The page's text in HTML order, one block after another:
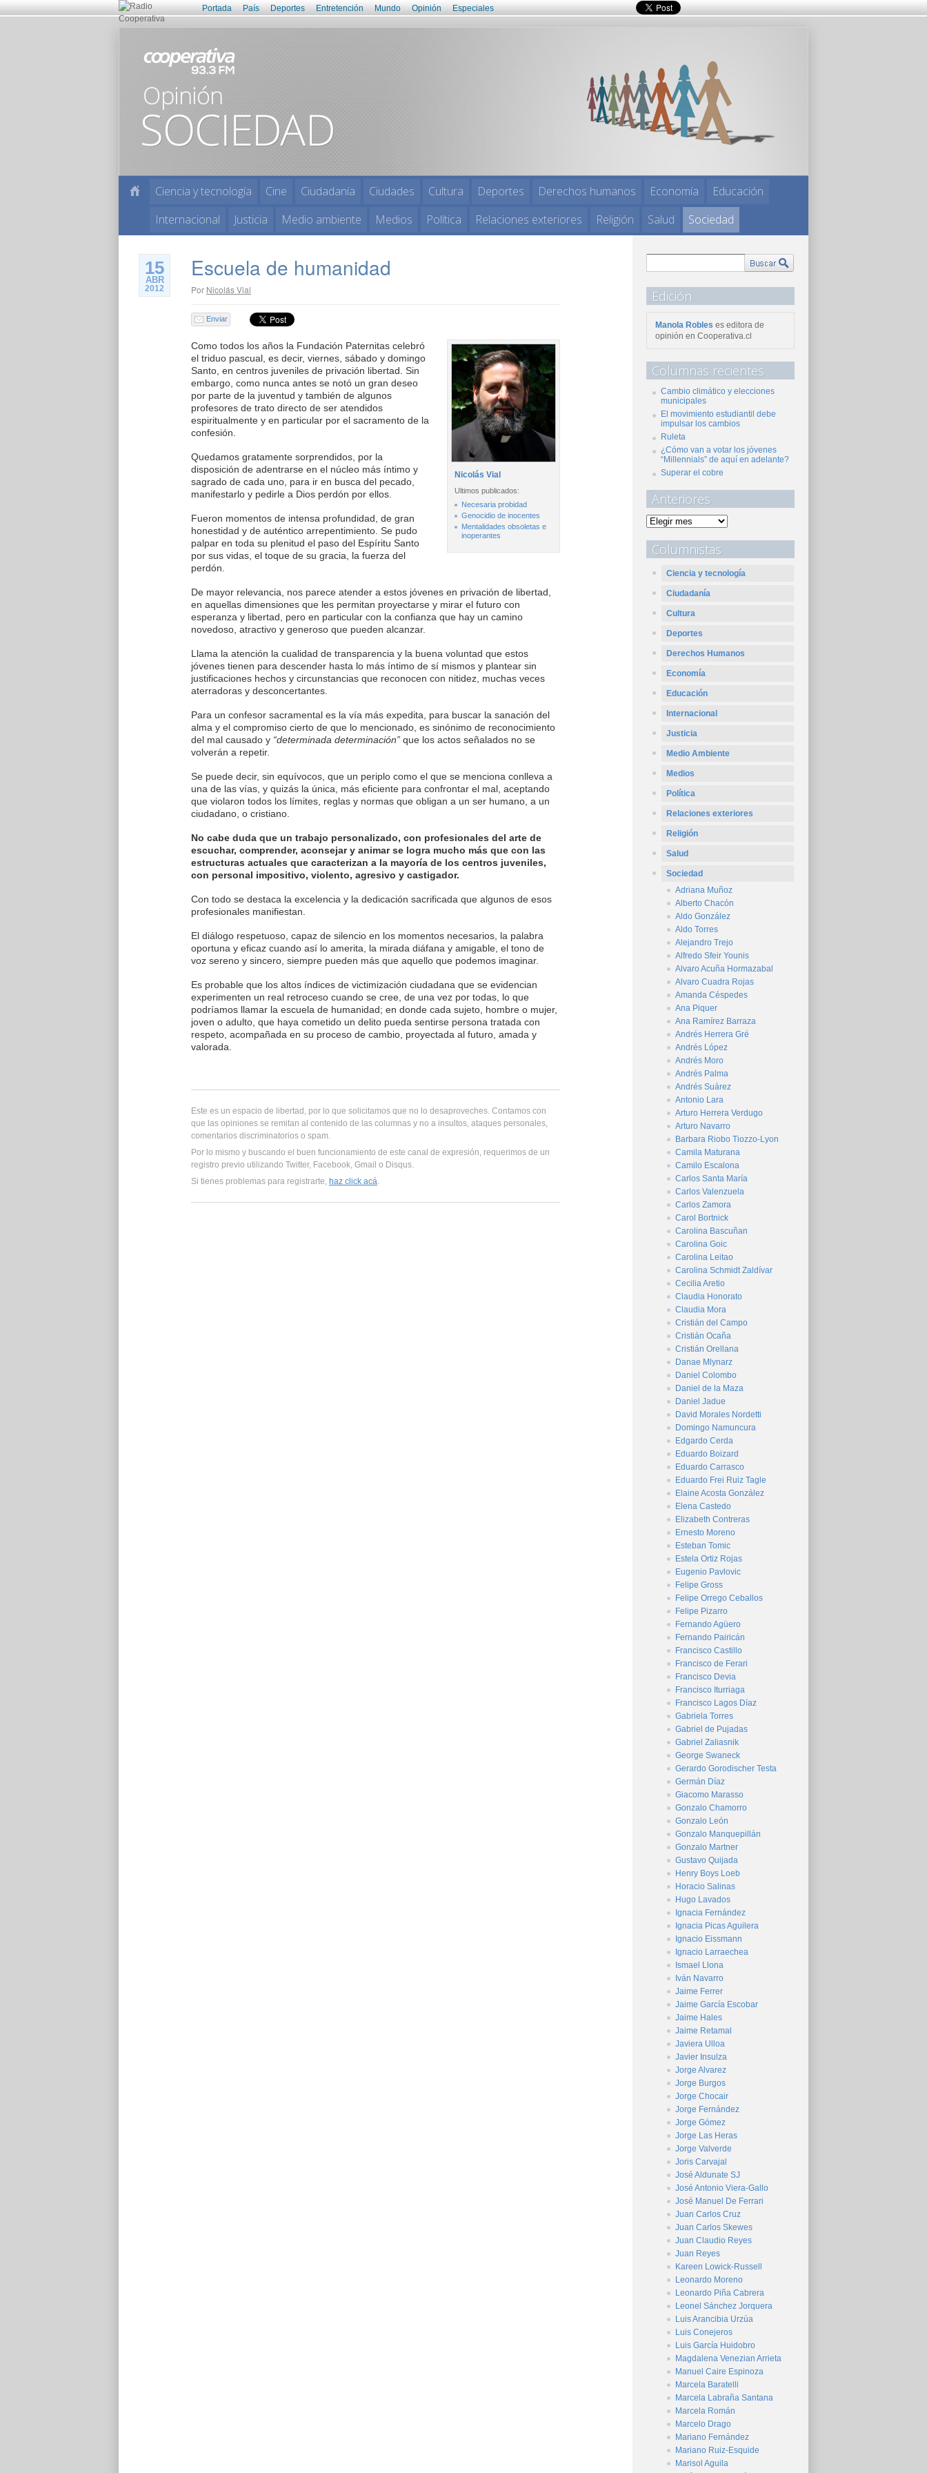
Portada País Deportes Entretención Mundo Opinión Especiales
Ciencia y tecnología Cine Ciudadanía Ciudades Cultura Deportes Derechos humanos Economía
Educación
Internacional
Justicia Medio ambiente Medios Política Relaciones exteriores Religión Salud Sociedad
15
ABR
2012
Escuela de humanidad
Por Nicolás Vial
Enviar
Nicolás Vial
Ultimos publicados:
Necesaria probidad
Genocidio de inocentes
Mentalidades obsoletas e
inoperantes
Como todos los años la Fundación Paternitas celebró
el triduo pascual, es decir, viernes, sábado y domingo
Santo, en centros juveniles de privación libertad. Sin
embargo, como nunca antes se notó un gran deseo
por parte de la juventud y también de algunos
profesores de trato directo de ser atendidos
espiritualmente y en particular por el sacramento de la
confesión.
Quedamos gratamente sorprendidos, por la
disposición de adentrarse en el núcleo más íntimo y
sagrado de cada uno, para ir en busca del pecado,
manifestarlo y pedirle a Dios perdón por ellos.
Fueron momentos de intensa profundidad, de gran
honestidad y de auténtico arrepentimiento. Se pudo
palpar en toda su plenitud el paso del Espíritu Santo
por sus vidas, el toque de su gracia, la fuerza del
perdón.
De mayor relevancia, nos parece atender a estos jóvenes en privación de libertad,
en aquellas dimensiones que les permitan proyectarse y mirar el futuro con
esperanza y libertad, pero en particular con la confianza que hay un camino
novedoso, atractivo y generoso que pueden alcanzar.
Llama la atención la cualidad de transparencia y la buena voluntad que estos
jóvenes tienen para descender hasta lo más íntimo de sí mismos y plantear sin
justificaciones hechos y circunstancias que reconocen con nitidez, muchas veces
aterradoras y desconcertantes.
Para un confesor sacramental es la vía más expedita, para buscar la sanación del
alma y el compromiso cierto de que lo mencionado, es sinónimo de reconocimiento
del mal causado y “determinada determinación” que los actos señalados no se
volverán a repetir.
Se puede decir, sin equívocos, que un periplo como el que se menciona conlleva a
una de las vías, y quizás la única, más eficiente para confrontar el mal, aceptando
que violaron todos los límites, reglas y normas que obligan a un ser humano, a un
ciudadano, o cristiano.
No cabe duda que un trabajo personalizado, con profesionales del arte de
escuchar, comprender, aconsejar y animar se logra mucho más que con las
estructuras actuales que caracterizan a la mayoría de los centros juveniles,
con personal impositivo, violento, agresivo y castigador.
Con todo se destaca la excelencia y la dedicación sacrificada que algunos de esos
profesionales manifiestan.
El diálogo respetuoso, capaz de silencio en los momentos necesarios, la palabra
oportuna y eficaz cuando así lo amerita, la mirada diáfana y amigable, el tono de
voz sereno y sincero, siempre pueden más que aquello que podemos imaginar.
Es probable que los altos índices de victimización ciudadana que se evidencian
experimenten un real retroceso cuando se cree, de una vez por todas, lo que
podríamos llamar la escuela de humanidad; en donde cada sujeto, hombre o mujer,
joven o adulto, que haya cometido un delito pueda sentirse persona tratada con
respeto, acompañada en su proceso de cambio, proyectada al futuro, amada y
valorada.
Este es un espacio de libertad, por lo que solicitamos que no lo desaproveches. Contamos con
que las opiniones se remitan al contenido de las columnas y no a insultos, ataques personales,
comentarios discriminatorios o spam.
Por lo mismo y buscando el buen funcionamiento de este canal de expresión, requerimos de un
registro previo utilizando Twitter, Facebook, Gmail o Disqus.
Si tienes problemas para registrarte, haz click acá.
Edición
Manola Robles es editora de
opinión en Cooperativa.cl
Columnas recientes
Cambio climático y elecciones
municipales
El movimiento estudiantil debe
impulsar los cambios
Ruleta
¿Cómo van a votar los jóvenes
“Millennials” de aquí en adelante?
Superar el cobre
Anteriores
Columnistas
Ciencia y tecnología
Ciudadanía
Cultura
Deportes
Derechos Humanos
Economía
Educación
Internacional
Justicia
Medio Ambiente
Medios
Política
Relaciones exteriores
Religión
Salud
Sociedad
Adriana Muñoz
Alberto Chacón
Aldo González
Aldo Torres
Alejandro Trejo
Alfredo Sfeir Younis
Alvaro Acuña Hormazabal
Alvaro Cuadra Rojas
Amanda Céspedes
Ana Piquer
Ana Ramírez Barraza
Andrés Herrera Gré
Andrés López
Andrés Moro
Andrés Palma
Andrés Suárez
Antonio Lara
Arturo Herrera Verdugo
Arturo Navarro
Barbara Riobo Tiozzo-Lyon
Camila Maturana
Camilo Escalona
Carlos Santa María
Carlos Valenzuela
Carlos Zamora
Carol Bortnick
Carolina Bascuñan
Carolina Goic
Carolina Leitao
Carolina Schmidt Zaldívar
Cecilia Aretio
Claudia Honorato
Claudia Mora
Cristián del Campo
Cristián Ocaña
Cristián Orellana
Danae Mlynarz
Daniel Colombo
Daniel de la Maza
Daniel Jadue
David Morales Nordetti
Domingo Namuncura
Edgardo Cerda
Eduardo Boizard
Eduardo Carrasco
Eduardo Frei Ruiz Tagle
Elaine Acosta González
Elena Castedo
Elizabeth Contreras
Ernesto Moreno
Esteban Tomic
Estela Ortiz Rojas
Eugenio Pavlovic
Felipe Gross
Felipe Orrego Ceballos
Felipe Pizarro
Fernando Agüero
Fernando Pairicán
Francisco Castillo
Francisco de Ferari
Francisco Devia
Francisco Iturriaga
Francisco Lagos Díaz
Gabriela Torres
Gabriel de Pujadas
Gabriel Zaliasnik
George Swaneck
Gerardo Gorodischer Testa
Germán Díaz
Giacomo Marasso
Gonzalo Chamorro
Gonzalo León
Gonzalo Manquepillán
Gonzalo Martner
Gustavo Quijada
Henry Boys Loeb
Horacio Salinas
Hugo Lavados
Ignacia Fernández
Ignacia Picas Aguilera
Ignacio Eissmann
Ignacio Larraechea
Ismael Llona
Iván Navarro
Jaime Ferrer
Jaime García Escobar
Jaime Hales
Jaime Retamal
Javiera Ulloa
Javier Insulza
Jorge Alvarez
Jorge Burgos
Jorge Chocair
Jorge Fernández
Jorge Gómez
Jorge Las Heras
Jorge Valverde
Joris Carvajal
José Aldunate SJ
José Antonio Viera-Gallo
José Manuel De Ferrari
Juan Carlos Cruz
Juan Carlos Skewes
Juan Claudio Reyes
Juan Reyes
Kareen Lowick-Russell
Leonardo Moreno
Leonardo Piña Cabrera
Leonel Sánchez Jorquera
Luis Arancibia Urzúa
Luis Conejeros
Luis García Huidobro
Magdalena Venezian Arrieta
Manuel Caire Espinoza
Marcela Baratelli
Marcela Labraña Santana
Marcela Román
Marcelo Drago
Mariano Fernández
Mariano Ruiz-Esquide
Marisol Aguila